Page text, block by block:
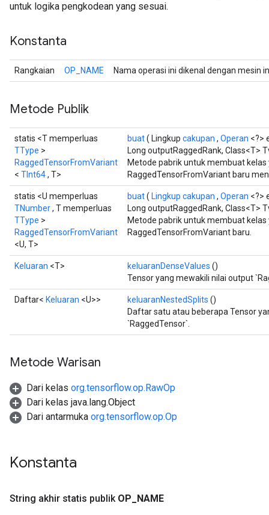
untuk logika pengkodean yang sesuai.
Konstanta
Rangkaian OP_NAME Nama operasi ini dikenal dengan mesin
Metode Publik
statis <T memperluas
TType >
RaggedTensorFromVariant
< TInt64, T>
buat( Lingkup cakupan , Operan <?>
Long outputRaggedRank, Class<T>
Metode pabrik untuk membuat
RaggedTensorFromVariant baru
statis <U memperluas
TNumber, T memperluas
TType >
RaggedTensorFromVariant
<U, T>
buat( Lingkup cakupan , Operan <?>
Long outputRaggedRank, Class<T>
Metode pabrik untuk membuat
RaggedTensorFromVariant baru.
Keluaran <T> keluaranDenseValues ()
Tensor yang mewakili nilai output
Daftar< Keluaran <U>> keluaranNestedSplits ()
Daftar satu atau beberapa Tensor
`RaggedTensor`.
Metode Warisan
Dari kelas org.tensorflow.op.RawOp
Dari kelas java.lang.Object
Dari antarmuka org.tensorflow.op.Op
Konstanta
String akhir statis publik OP NAME